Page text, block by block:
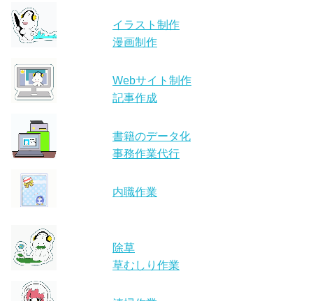
イラスト制作
漫画制作
Webサイト制作
記事作成
書籍のデータ化
事務作業代行
内職作業
除草
草むしり作業